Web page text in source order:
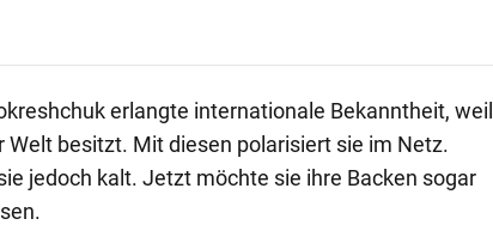
erlangte internationale Bekanntheit, weil
Welt besitzt. Mit diesen polarisiert sie im Netz.
jedoch kalt. Jetzt möchte sie ihre Backen sogar